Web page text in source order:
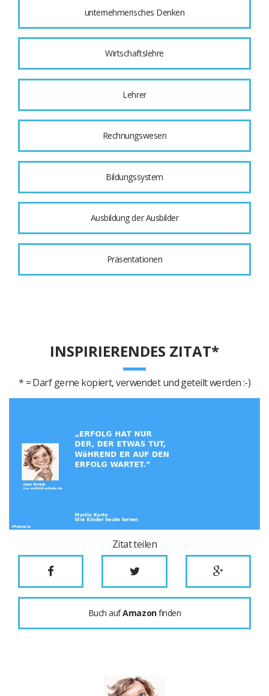
unternehmerisches Denken
Wirtschaftslehre
Lehrer
Rechnungswesen
Bildungssystem
Ausbildung der Ausbilder
Präsentationen
INSPIRIERENDES ZITAT*
* = Darf gerne kopiert, verwendet und geteilt werden :-)
Zitat teilen
Buch aufAmazonfinden